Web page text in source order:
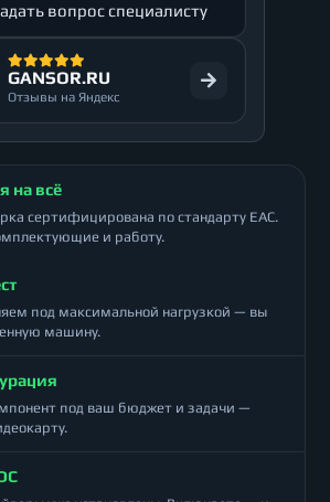
вопрос специалисту
GANSOR.RU
Отзывы на Яндекс
на всё
сертифицирована по стандарту ЕАС.
и работу.
под максимальной нагрузкой — вы
машину.
под ваш бюджет и задачи —